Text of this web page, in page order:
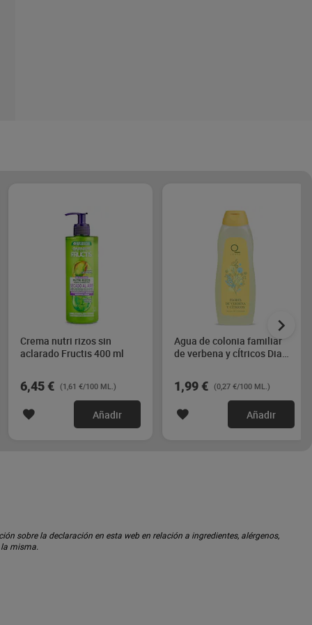
Crema nutri rizos sin
aclarado Fructis 400 ml
6,45 € (1,61 €/100 ML.)
Añadir
Agua de colonia familiar
de verbena y cÍtricos Dia
1,99 € (0,27 €/100 ML.)
Añadir
sobre la declaración en esta web en relación a ingredientes, alérgenos,
misma.